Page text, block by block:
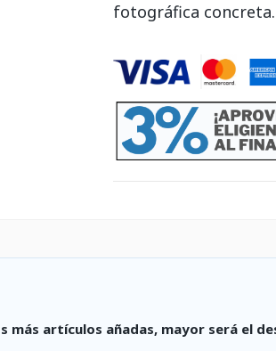
fotográfica concreta.
más artículos añadas, mayor será el